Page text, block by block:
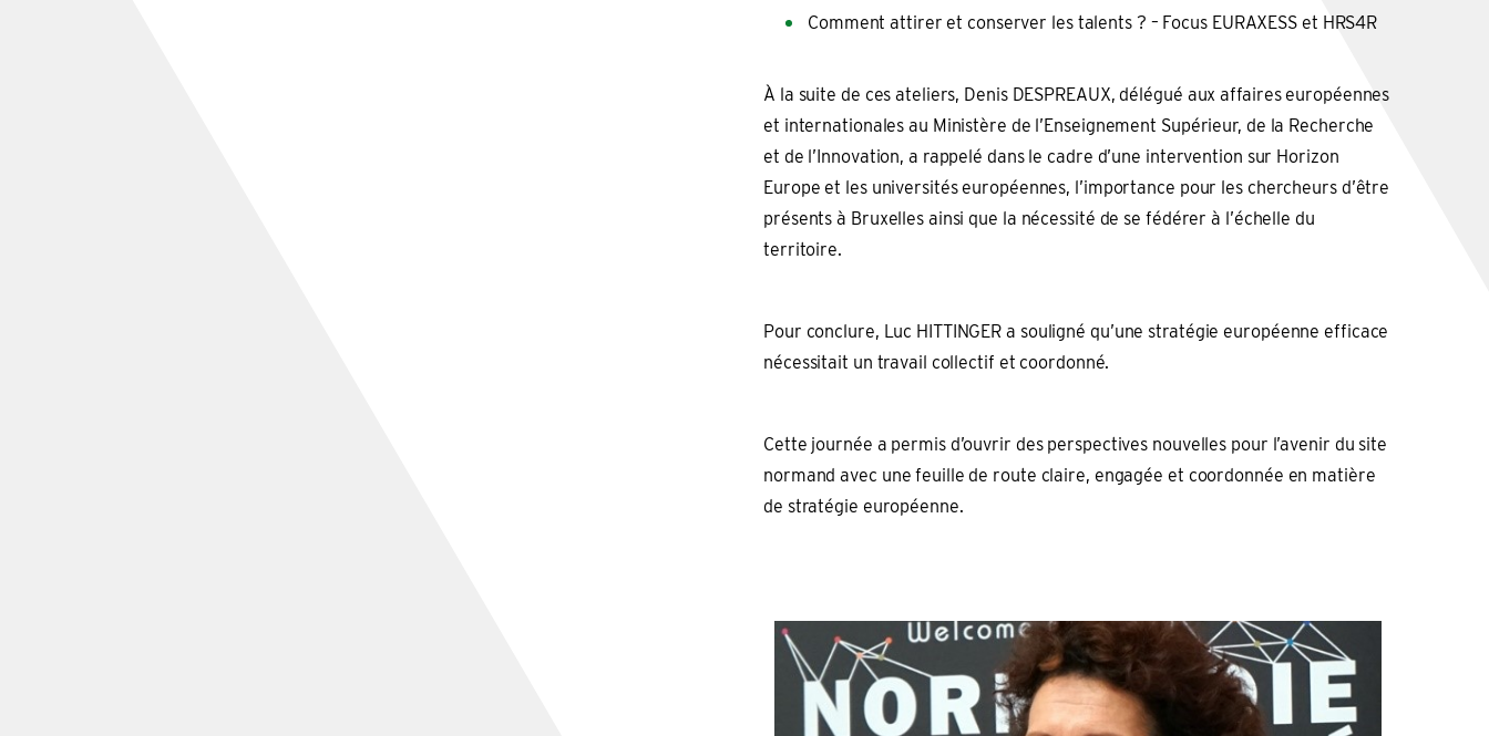
Comment attirer et conserver les talents ? – Focus EURAXESS et HRS4R
À la suite de ces ateliers, Denis DESPREAUX, délégué aux affaires européennes
et internationales au Ministère de l’Enseignement Supérieur, de la Recherche
et de l’Innovation, a rappelé dans le cadre d’une intervention sur Horizon
Europe et les universités européennes, l’importance pour les chercheurs d’être
présents à Bruxelles ainsi que la nécessité de se fédérer à l’échelle du
territoire.
Pour conclure, Luc HITTINGER a souligné qu’une stratégie européenne efficace
nécessitait un travail collectif et coordonné.
Cette journée a permis d’ouvrir des perspectives nouvelles pour l’avenir du site
normand avec une feuille de route claire, engagée et coordonnée en matière
de stratégie européenne.